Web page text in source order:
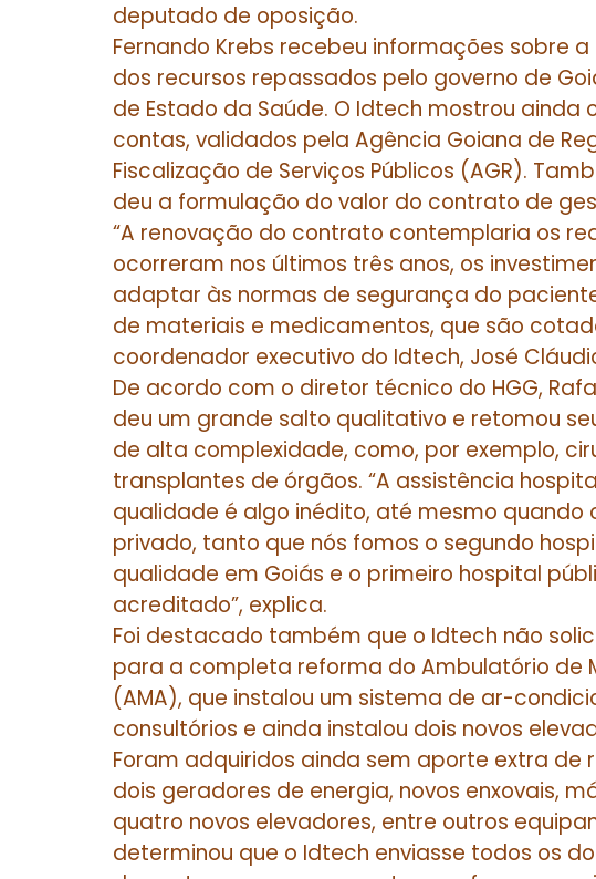
deputado de oposição.
Fernando Krebs recebeu informações sobre
dos recursos repassados pelo governo de
de Estado da Saúde. O Idtech mostrou
contas, validados pela Agência Goiana de
Fiscalização de Serviços Públicos (AGR).
deu a formulação do valor do contrato de
“A renovação do contrato contemplaria os
ocorreram nos últimos três anos, os
adaptar às normas de segurança do
de materiais e medicamentos, que são
coordenador executivo do Idtech, José
De acordo com o diretor técnico do HGG,
deu um grande salto qualitativo e retomou
de alta complexidade, como, por exemplo,
transplantes de órgãos. “A assistência
qualidade é algo inédito, até mesmo
privado, tanto que nós fomos o segundo
qualidade em Goiás e o primeiro hospital
acreditado”, explica.
Foi destacado também que o Idtech não
para a completa reforma do Ambulatório de
(AMA), que instalou um sistema de ar-
consultórios e ainda instalou dois novos
Foram adquiridos ainda sem aporte extra de
dois geradores de energia, novos enxovais,
quatro novos elevadores, entre outros
determinou que o Idtech enviasse todos os